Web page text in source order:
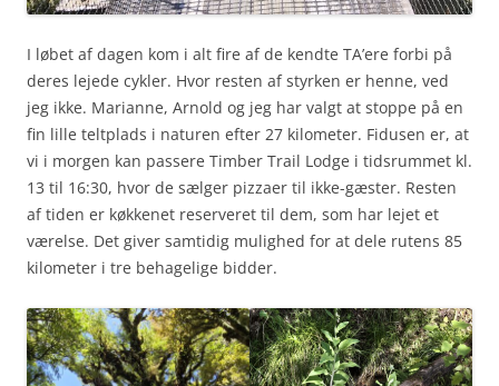
I løbet af dagen kom i alt fire af de kendte TA’ere forbi på
deres lejede cykler. Hvor resten af styrken er henne, ved
jeg ikke. Marianne, Arnold og jeg har valgt at stoppe på en
fin lille teltplads i naturen efter 27 kilometer. Fidusen er, at
vi i morgen kan passere Timber Trail Lodge i tidsrummet kl.
13 til 16:30, hvor de sælger pizzaer til ikke-gæster. Resten
af tiden er køkkenet reserveret til dem, som har lejet et
værelse. Det giver samtidig mulighed for at dele rutens 85
kilometer i tre behagelige bidder.